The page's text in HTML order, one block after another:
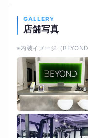
練されたシンプル
食事管理 しっか
健康に「痩せる
しい糖質制限は
糖質を摂りすぎ
は、糖質を摂るタ
「糖質コントロ
パク質を補うこと
GALLERY
店舗写真
※内装イメージ（BEYOND